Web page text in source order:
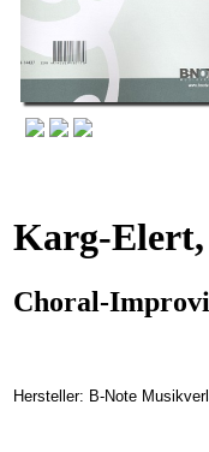
Karg-
Choral-
Hersteller: B-Note